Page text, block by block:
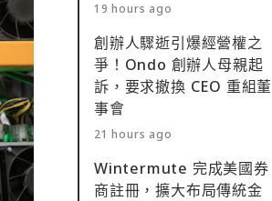
19 hours ago
創辦人驟逝引爆經營權之
爭！Ondo 創辦人母親起
訴，要求撤換 CEO 重組董
事會
21 hours ago
Wintermute 完成美國券
商註冊，擴大布局傳統金